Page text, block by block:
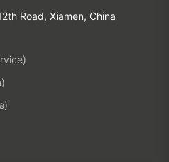
Road, Xiamen, China